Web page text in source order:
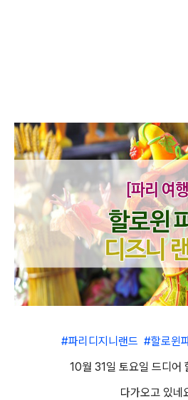
#파리디지니랜드 #할로윈
10월 31일 토요일 드디어
다가오고 있네